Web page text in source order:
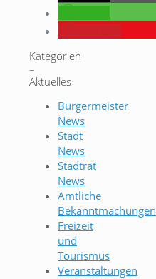
Kategorien
–
Aktuelles
Bürgermeister
News
Stadt
News
Stadtrat
News
Amtliche
Bekanntmachungen
Freizeit
und
Tourismus
Veranstaltungen